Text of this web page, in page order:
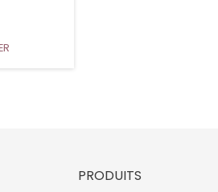
PRODUITS